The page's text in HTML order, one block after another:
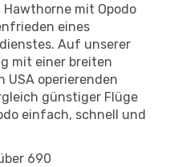
mit Opodo
eines
Auf unserer
mit einer breiten
USA operierenden
günstiger Flüge
einfach, schnell und
690